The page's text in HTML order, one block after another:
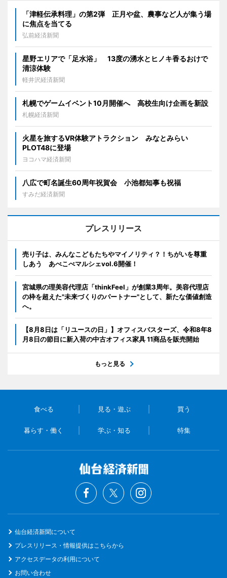
「津軽伝承料理」の第2弾 正月や盆、農事など人が集う場
に焦点を当てる
弘前経済新聞
星野エリアで「足水浴」 13度の湧水とヒノキ香るおけで
清涼体験
軽井沢経済新聞
札幌でゲームイベント10月開催へ 高校生向け企画を新設
札幌経済新聞
火星を旅するVR体験アトラクション みなとみらい
PLOT48に登場
ヨコハマ経済新聞
八広で町名誕生60周年祝賀会 小池都知事も祝福
すみだ経済新聞
プレスリリース
売り子は、みんなこどもたちやマイノリティ？！ちがいを尊重
しあう あべこべマルシェvol.6開催！
宮城県の理美容代理店「thinkFeel」が創業3周年。美容代理店
の枠を超えた"未来づくりのパートナー"として、新たな価値創造
へ。
【8月8日は「リユースの日」】オフィスバスターズ、令和8年8
月8日の節目に新入荷の中古オフィス家具 11商品を販売開始
もっと見る
食べる 見る・遊ぶ 買う
暮らす・働く 学ぶ・知る 特集
仙台経済新聞について
プレスリリース・情報提供はこちらから
アクセスデータの利用について
お問い合わせ